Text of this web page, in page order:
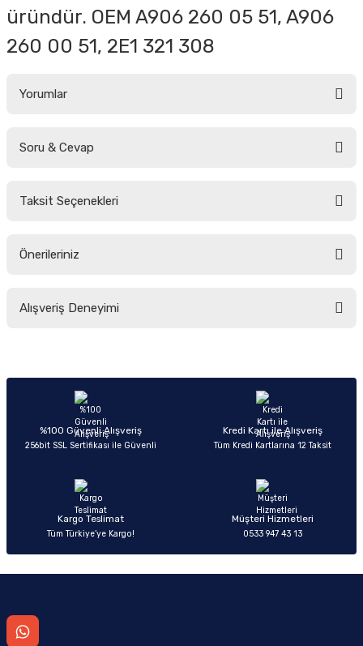
üründür. OEM A906 260 05 51, A906
260 00 51, 2E1 321 308
Yorumlar
Soru & Cevap
Taksit Seçenekleri
Önerileriniz
yetersiz gördüğünüz noktaları öneri formunu kullanarak tarafımıza
Ürün açıklamasında eksik bilgiler bulunuyor.
Ürün bilgilerinde hatalar bulunuyor.
Ürün fiyatı diğer sitelerden daha pahalı.
Alışveriş Deneyimi
Sitemize ilk yorumu siz yapın!
%100 Güvenli Alışveriş
256bit SSL Sertifikası ile Güvenli
Kredi Kartı ile Alışveriş
Tüm Kredi Kartlarına 12 Taksit
Kargo Teslimat
Tüm Türkiye’ye Kargo!
Müşteri Hizmetleri
0533 947 43 13